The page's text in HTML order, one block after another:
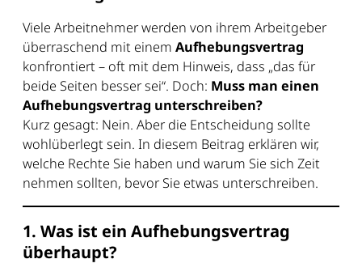
Viele Arbeitnehmer werden von ihrem Arbeitgeber
überraschend mit einem Aufhebungsvertrag
konfrontiert – oft mit dem Hinweis, dass „das für
beide Seiten besser sei“. Doch: Muss man einen
Aufhebungsvertrag unterschreiben?
Kurz gesagt: Nein. Aber die Entscheidung sollte
wohlüberlegt sein. In diesem Beitrag erklären wir,
welche Rechte Sie haben und warum Sie sich Zeit
nehmen sollten, bevor Sie etwas unterschreiben.
1. Was ist ein Aufhebungsvertrag
überhaupt?